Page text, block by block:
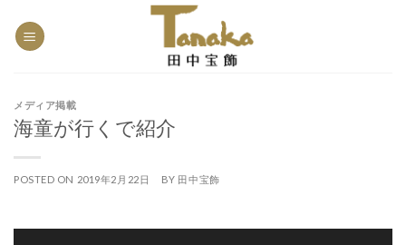
メディア掲載
海童が行くで紹介
POSTED ON 2019年2月22日 BY 田中宝飾